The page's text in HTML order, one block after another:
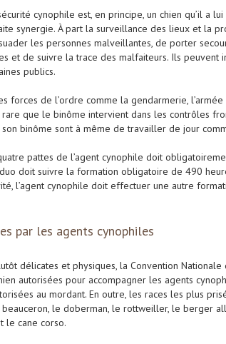
cynophile est, en principe, un chien qu’il a
synergie. À part la surveillance des lieux et la
les personnes malveillantes, de porter
et de suivre la trace des malfaiteurs. Ils peuvent
publics.
forces de l’ordre comme la gendarmerie,
rare que le binôme intervient dans les contrôles
binôme sont à même de travailler de jour
pattes de l’agent cynophile doit
doit suivre la formation obligatoire de 490
l’agent cynophile doit effectuer une autre
par les agents cynophiles
délicates et physiques, la Convention
autorisées pour accompagner les agents
au mordant. En outre, les races les plus
le doberman, le rottweiller, le berger
le cane corso.